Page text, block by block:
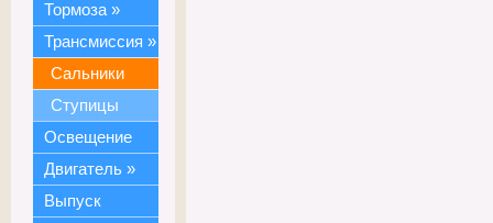
Тормоза »
Трансмиссия »
Сальники
Ступицы
Освещение
Двигатель »
Выпуск